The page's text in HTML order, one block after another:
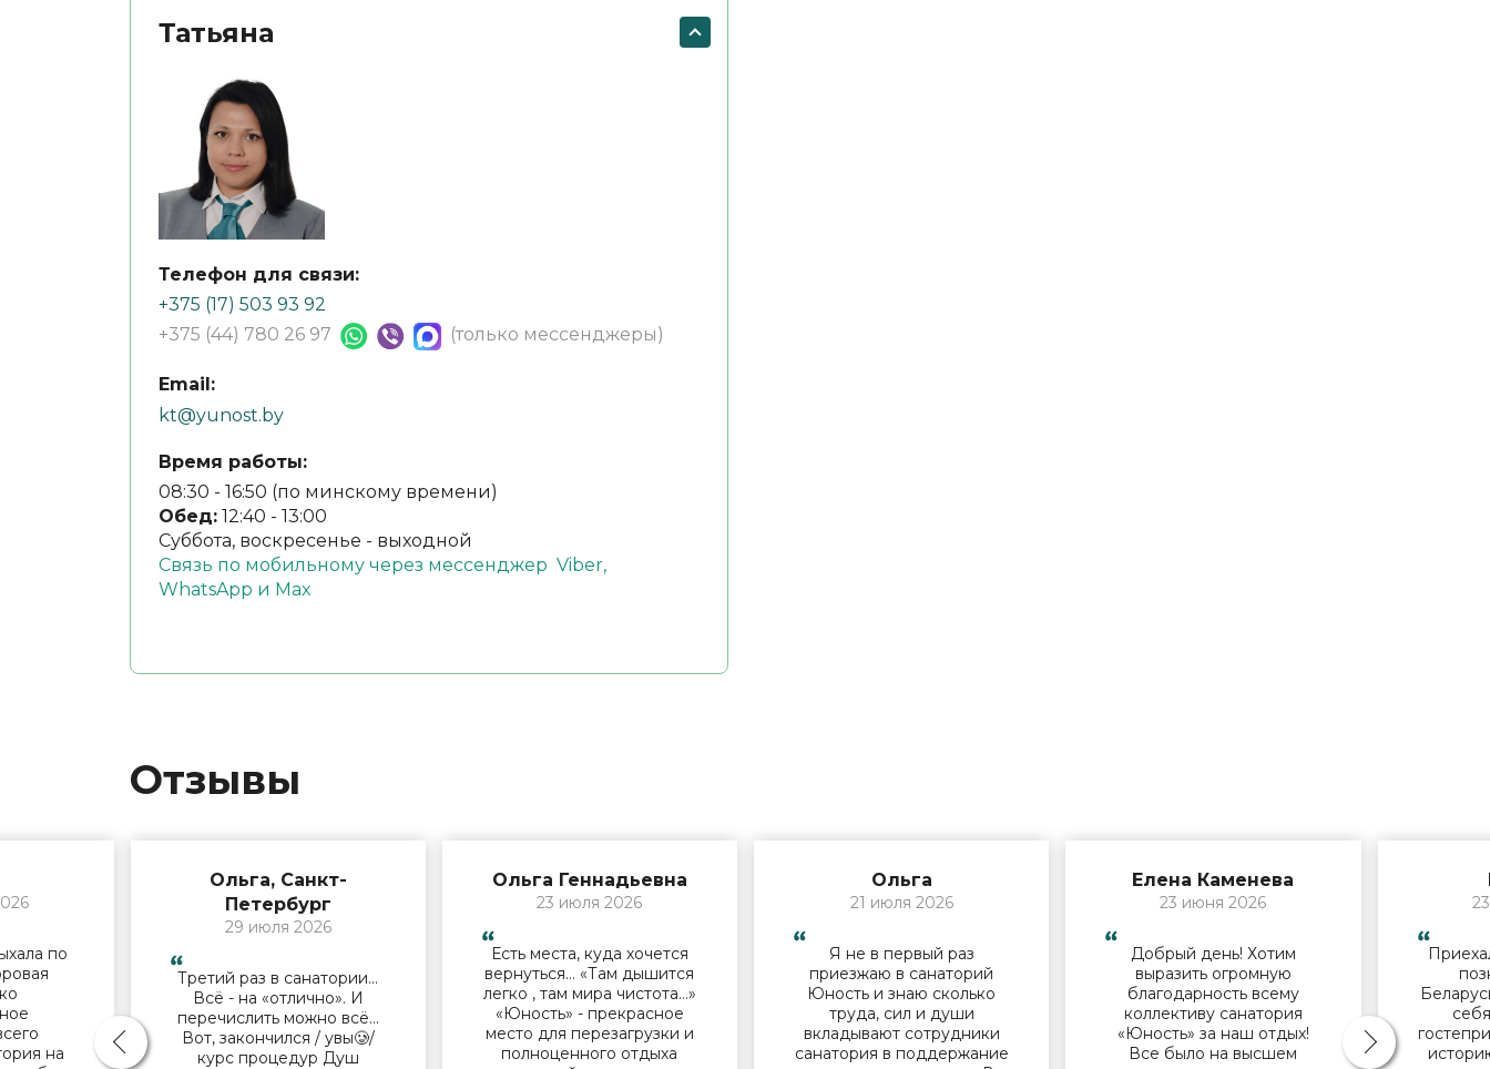
Татьяна
Телефон для связи:
+375 (17) 503 93 92
+375 (44) 780 26 97
(только мессенджеры)
Email:
kt@yunost.by
Время работы:
08:30 - 16:50 (по минскому времени)
Обед: 12:40 - 13:00
Суббота, воскресенье - выходной
Связь по мобильному через мессенджер Viber,
WhatsApp и Max
Отзывы
по
на
Ольга, Санкт-
Петербург
29 июля 2026
Третий раз в санатории…
Всё - на «отлично». И
перечислить можно всё…
Вот, закончился / увы🥲/
курс процедур Душ
Ольга Геннадьевна
23 июля 2026
Есть места, куда хочется
вернуться… «Там дышится
легко , там мира чистота…»
«Юность» - прекрасное
место для перезагрузки и
полноценного отдыха
Ольга
21 июля 2026
Я не в первый раз
приезжаю в санаторий
Юность и знаю сколько
труда, сил и души
вкладывают сотрудники
санатория в поддержание
Елена Каменева
23 июня 2026
Добрый день! Хотим
выразить огромную
благодарность всему
коллективу санатория
«Юность» за наш отдых!
Все было на высшем